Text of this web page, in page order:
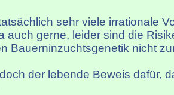
sehr viele irrationale
auch gerne, leider sind die
Bauerninzuchtsgenetik nicht
der lebende Beweis dafür,